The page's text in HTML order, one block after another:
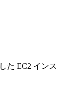
た EC2 イン